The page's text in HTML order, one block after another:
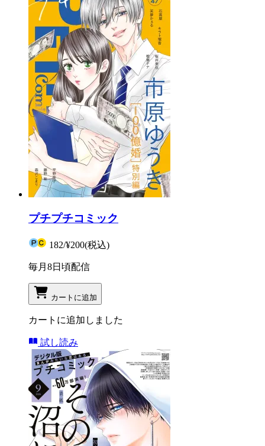
プチプチコミック
182/¥200(税込)
毎月8日頃配信
カートに追加
カートに追加しました
試し読み